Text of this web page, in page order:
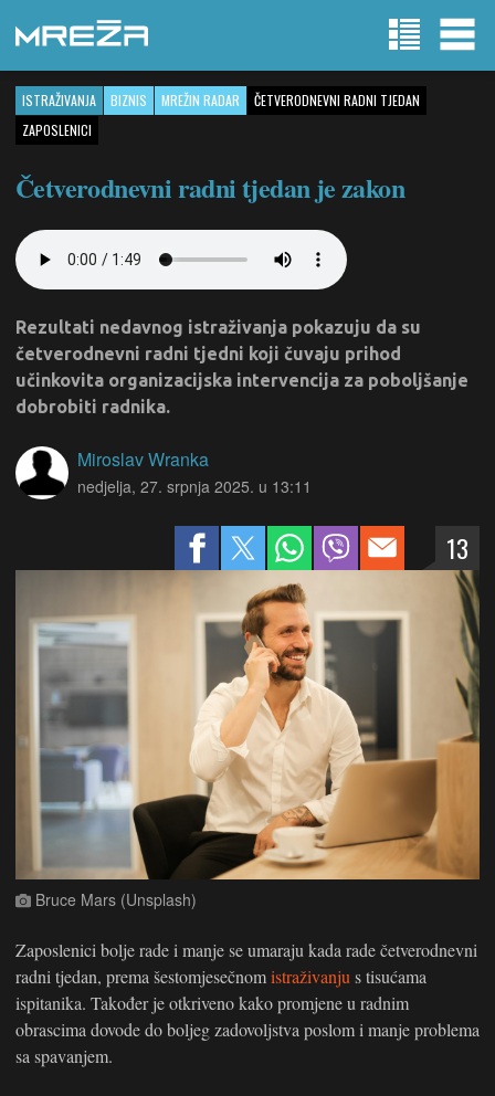
ISTRAŽIVANJA BIZNIS MREŽIN RADAR
ČETVERODNEVNI RADNI TJEDAN
ZAPOSLENICI
Četverodnevni radni tjedan je zakon
Rezultati nedavnog istraživanja pokazuju da su
četverodnevni radni tjedni koji čuvaju prihod
učinkovita organizacijska intervencija za poboljšanje
dobrobiti radnika.
Miroslav Wranka
nedjelja, 27. srpnja 2025. u 13:11
13
Bruce Mars (Unsplash)
Zaposlenici bolje rade i manje se umaraju kada rade četverodnevni
radni tjedan, prema šestomjesečnomistraživanju s tisućama
ispitanika. Također je otkriveno kako promjene u radnim
obrascima dovode do boljeg zadovoljstva poslom i manje problema
sa spavanjem.